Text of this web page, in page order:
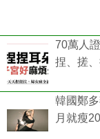
70萬人
捏、搓
韓國鄭
月就瘦